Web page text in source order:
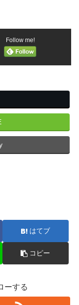
Follow me!
はてブ
コピー
ーする